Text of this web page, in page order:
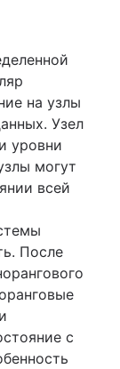
на узлы
Узел
уровни
могут
всей
После
с